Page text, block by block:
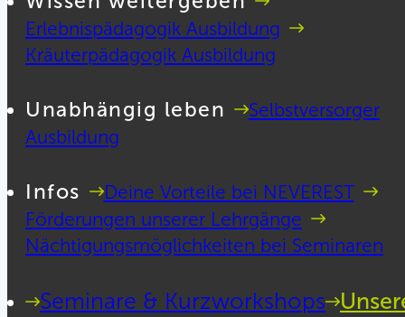
Erlebnispädagogik Ausbildung
Kräuterpädagogik Ausbildung
Unabhängig leben
Selbstversorger
Ausbildung
Infos
Deine Vorteile bei NEVEREST
Förderungen unserer Lehrgänge
Nächtigungsmöglichkeiten bei Seminaren
Seminare & Kurzworkshops